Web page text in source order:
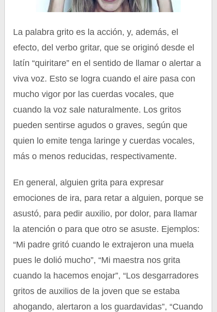
La palabra grito es la acción, y, además, el
efecto, del verbo gritar, que se originó desde el
latín “quiritare” en el sentido de llamar o alertar a
viva voz. Esto se logra cuando el aire pasa con
mucho vigor por las cuerdas vocales, que
cuando la voz sale naturalmente. Los gritos
pueden sentirse agudos o graves, según que
quien lo emite tenga laringe y cuerdas vocales,
más o menos reducidas, respectivamente.
En general, alguien grita para expresar
emociones de ira, para retar a alguien, porque se
asustó, para pedir auxilio, por dolor, para llamar
la atención o para que otro se asuste. Ejemplos:
“Mi padre gritó cuando le extrajeron una muela
pues le dolió mucho”, “Mi maestra nos grita
cuando la hacemos enojar”, “Los desgarradores
gritos de auxilios de la joven que se estaba
ahogando, alertaron a los guardavidas”, “Cuando